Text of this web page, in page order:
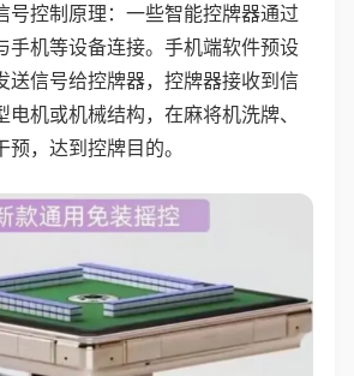
号控制原理：一些智能控牌器通过
手机等设备连接。手机端软件预设
送信号给控牌器，控牌器接收到信
电机或机械结构，在麻将机洗牌、
，达到控牌目的。